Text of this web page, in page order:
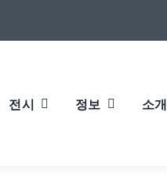
전시 정보 소개